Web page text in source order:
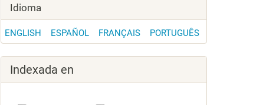
Idioma
ENGLISH ESPAÑOL FRANÇAIS PORTUGUÊS
Indexada en